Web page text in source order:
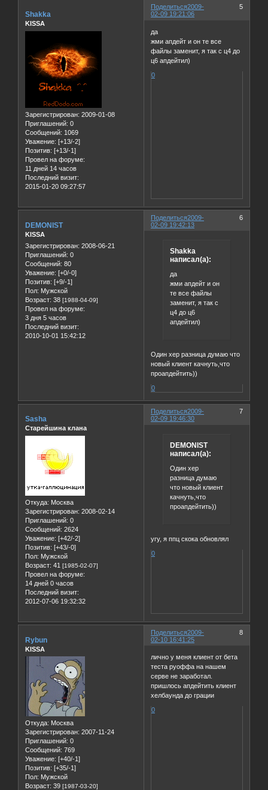
Поделиться 5
2009-
02-09 19:21:06
Shakka
KISSA
Зарегистрирован: 2009-01-08
Приглашений: 0
Сообщений: 1069
Уважение: [+13/-2]
Позитив: [+13/-1]
Провел на форуме:
11 дней 14 часов
Последний визит:
2015-01-20 09:27:57
да
жми апдейт и он те все
файлы заменит, я так с ц4 до
ц6 апдейтил)
0
Поделиться 6
2009-
02-09 19:42:13
DEMONIST
KISSA
Зарегистрирован: 2008-06-21
Приглашений: 0
Сообщений: 80
Уважение: [+0/-0]
Позитив: [+9/-1]
Пол: Мужской
Возраст: 38 [1988-04-09]
Провел на форуме:
3 дня 5 часов
Последний визит:
2010-10-01 15:42:12
Shakka
написал(а):
да
жми апдейт и он
те все файлы
заменит, я так с
ц4 до ц6
апдейтил)
Один хер разница думаю что
новый клиент качнуть,что
проапдейтить))
0
Поделиться 7
2009-
02-09 19:46:30
Sasha
Старейшина клана
Откуда: Москва
Зарегистрирован: 2008-02-14
Приглашений: 0
Сообщений: 2624
Уважение: [+42/-2]
Позитив: [+43/-0]
Пол: Мужской
Возраст: 41 [1985-02-07]
Провел на форуме:
14 дней 0 часов
Последний визит:
2012-07-06 19:32:32
DEMONIST
написал(а):
Один хер
разница думаю
что новый клиент
качнуть,что
проапдейтить))
угу, я ппц скока обновлял
0
Поделиться 8
2009-
02-10 16:41:25
Rybun
KISSA
Откуда: Москва
Зарегистрирован: 2007-11-24
Приглашений: 0
Сообщений: 769
Уважение: [+40/-1]
Позитив: [+35/-1]
Пол: Мужской
Возраст: 39 [1987-03-20]
лично у меня клиент от бета
теста руоффа на нашем
серве не заработал.
пришлось апдейтить клиент
хелбаунда до грации
0